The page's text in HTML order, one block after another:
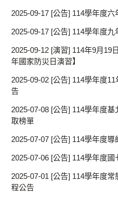
2025-09-17 [公告] 114學年度
2025-09-17 [公告] 114學年度
2025-09-12 [演習] 114年9月19
年國家防災日演習】
2025-09-02 [公告] 114學年度
告
2025-07-08 [公告] 114學年度
取榜單
2025-07-07 [公告] 114學年度導
2025-07-06 [公告] 114學年度
2025-07-01 [公告] 114學年度
程公告